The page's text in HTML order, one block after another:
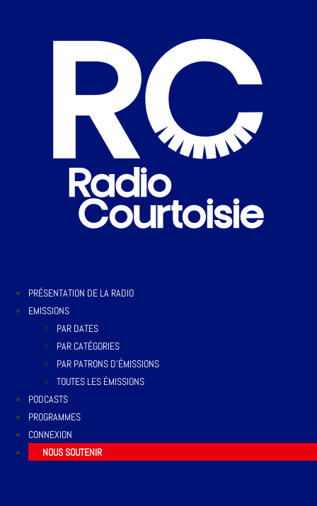
PRÉSENTATION DE LA RADIO
EMISSIONS
PAR DATES
PAR CATÉGORIES
PAR PATRONS D’ÉMISSIONS
TOUTES LES ÉMISSIONS
PODCASTS
PROGRAMMES
CONNEXION
NOUS SOUTENIR